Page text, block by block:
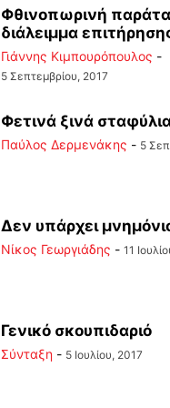
Φθινοπωρινή
διάλειμμα
Γιάννης Κιμπουρόπουλος -
5 Σεπτεμβρίου, 2017
Φετινά ξινά
Παύλος Δερμενάκης - 5
Δεν υπάρχει
Νίκος Γεωργιάδης - 11
Γενικό σκουπιδαριό
Σύνταξη - 5 Ιουλίου, 2017